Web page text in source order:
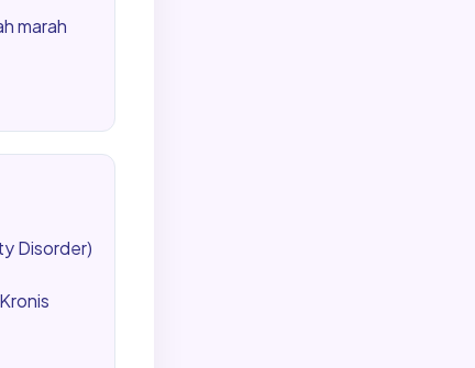
marah
Disorder)